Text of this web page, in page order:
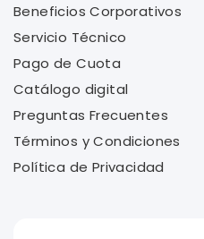
Beneficios Corporativos
Servicio Técnico
Pago de Cuota
Catálogo digital
Preguntas Frecuentes
Términos y Condiciones
Política de Privacidad